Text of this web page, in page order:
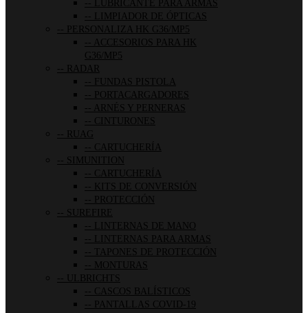
LUBRICANTE PARA ARMAS
LIMPIADOR DE ÓPTICAS
PERSONALIZA HK G36/MP5
ACCESORIOS PARA HK
G36/MP5
RADAR
FUNDAS PISTOLA
PORTACARGADORES
ARNÉS Y PERNERAS
CINTURONES
RUAG
CARTUCHERÍA
SIMUNITION
CARTUCHERÍA
KITS DE CONVERSIÓN
PROTECCIÓN
SUREFIRE
LINTERNAS DE MANO
LINTERNAS PARA ARMAS
TAPONES DE PROTECCIÓN
MONTURAS
ULBRICHTS
CASCOS BALÍSTICOS
PANTALLAS COVID-19